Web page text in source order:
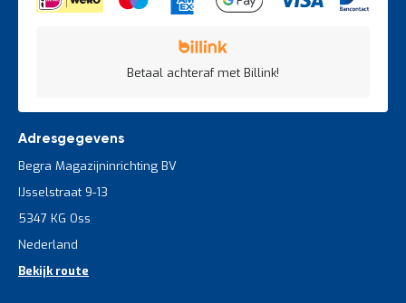
Betaal achteraf met Billink!
Adresgegevens
Begra Magazijninrichting BV
IJsselstraat 9-13
5347 KG Oss
Nederland
Bekijk route